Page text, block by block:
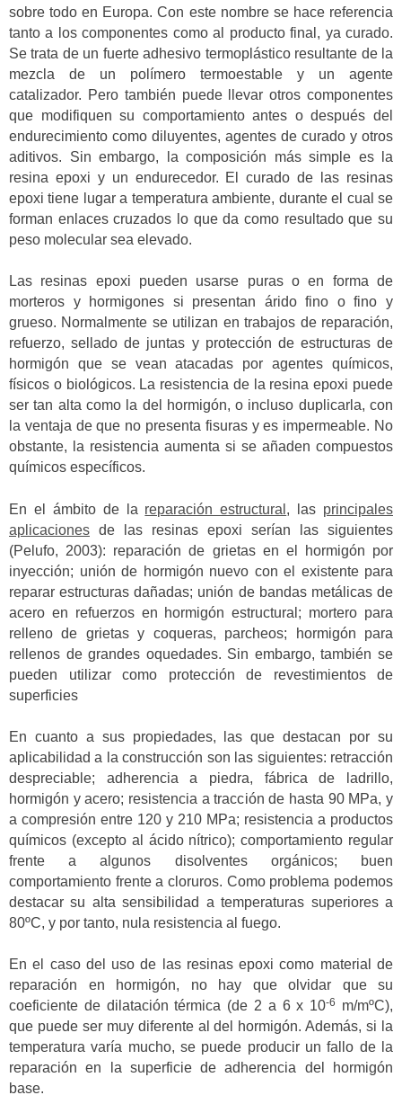
sobre todo en Europa. Con este nombre se hace referencia
tanto a los componentes como al producto final, ya curado.
Se trata de un fuerte adhesivo termoplástico resultante de la
mezcla de un polímero termoestable y un agente
catalizador. Pero también puede llevar otros componentes
que modifiquen su comportamiento antes o después del
endurecimiento como diluyentes, agentes de curado y otros
aditivos. Sin embargo, la composición más simple es la
resina epoxi y un endurecedor. El curado de las resinas
epoxi tiene lugar a temperatura ambiente, durante el cual se
forman enlaces cruzados lo que da como resultado que su
peso molecular sea elevado.
Las resinas epoxi pueden usarse puras o en forma de
morteros y hormigones si presentan árido fino o fino y
grueso. Normalmente se utilizan en trabajos de reparación,
refuerzo, sellado de juntas y protección de estructuras de
hormigón que se vean atacadas por agentes químicos,
físicos o biológicos. La resistencia de la resina epoxi puede
ser tan alta como la del hormigón, o incluso duplicarla, con
la ventaja de que no presenta fisuras y es impermeable. No
obstante, la resistencia aumenta si se añaden compuestos
químicos específicos.
En el ámbito de la reparación estructural , las principales
aplicaciones de las resinas epoxi serían las siguientes
(Pelufo, 2003): reparación de grietas en el hormigón por
inyección; unión de hormigón nuevo con el existente para
reparar estructuras dañadas; unión de bandas metálicas de
acero en refuerzos en hormigón estructural; mortero para
relleno de grietas y coqueras, parcheos; hormigón para
rellenos de grandes oquedades. Sin embargo, también se
pueden utilizar como protección de revestimientos de
superficies
En cuanto a sus propiedades, las que destacan por su
aplicabilidad a la construcción son las siguientes: retracción
despreciable; adherencia a piedra, fábrica de ladrillo,
hormigón y acero; resistencia a tracción de hasta 90 MPa, y
a compresión entre 120 y 210 MPa; resistencia a productos
químicos (excepto al ácido nítrico); comportamiento regular
frente a algunos disolventes orgánicos; buen
comportamiento frente a cloruros. Como problema podemos
destacar su alta sensibilidad a temperaturas superiores a
80ºC, y por tanto, nula resistencia al fuego.
En el caso del uso de las resinas epoxi como material de
reparación en hormigón, no hay que olvidar que su
coeficiente de dilatación térmica (de 2 a 6 x 10-6
m/mºC),
que puede ser muy diferente al del hormigón. Además, si la
temperatura varía mucho, se puede producir un fallo de la
reparación en la superficie de adherencia del hormigón
base.